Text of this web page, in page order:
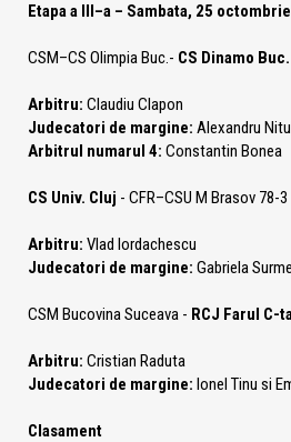
Etapa a III–a – Sambata, 25 octombrie
CSM–CS Olimpia Buc.- CS Dinamo Buc.
Arbitru: Claudiu Clapon
Judecatori de margine: Alexandru
Arbitrul numarul 4: Constantin Bonea
CS Univ. Cluj - CFR–CSU M Brasov 78-3
Arbitru: Vlad Iordachescu
Judecatori de margine: Gabriela
CSM Bucovina Suceava - RCJ Farul C-
Arbitru: Cristian Raduta
Judecatori de margine: Ionel Tinu si
Clasament